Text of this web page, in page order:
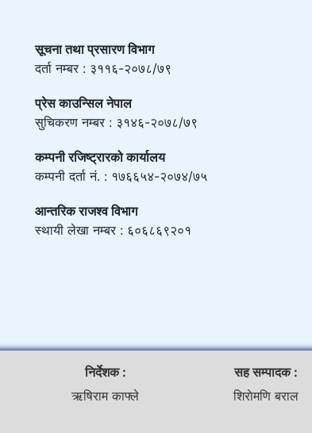
सूचना तथा प्रसारण विभाग
दर्ता नम्बर : ३११६-२०७८/७९
प्रेस काउन्सिल नेपाल
सुचिकरण नम्बर : ३१४६-२०७८/७९
कम्पनी रजिष्ट्रारको कार्यालय
कम्पनी दर्ता नं. : १७६६५४-२०७४/७५
आन्तरिक राजश्व विभाग
स्थायी लेखा नम्बर : ६०६८६९२०१
निर्देशक :
ऋषिराम काफ्ले
सह सम्पादक :
शिराेमणि बराल